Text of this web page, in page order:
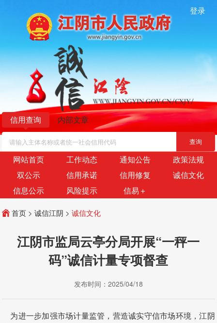
信用查询 内部文章
登录
网站首页 工作动态 通知公告
政策法规
双公示
信用承诺 信用修复
诚信文化
信息公示
风险提示 信易＋
首页 >诚信江阴 >诚信文化
江阴市监局云亭分局开展“一秤一
码”诚信计量专项督查
发布时间：2025/04/18
为进一步加强市场计量监管，营造诚实守信市场环境，江阴